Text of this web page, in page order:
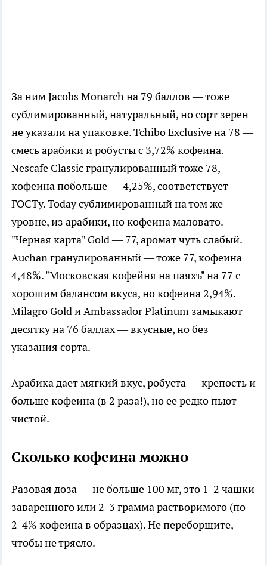
За ним Jacobs Monarch на 79 баллов — тоже
сублимированный, натуральный, но сорт зерен
не указали на упаковке. Tchibo Exclusive на 78 —
смесь арабики и робусты с 3,72% кофеина.
Nescafe Classic гранулированный тоже 78,
кофеина побольше — 4,25%, соответствует
ГОСТу. Today сублимированный на том же
уровне, из арабики, но кофеина маловато.
"Черная карта" Gold — 77, аромат чуть слабый.
Auchan гранулированный — тоже 77, кофеина
4,48%. "Московская кофейня на паяхъ" на 77 с
хорошим балансом вкуса, но кофеина 2,94%.
Milagro Gold и Ambassador Platinum замыкают
десятку на 76 баллах — вкусные, но без
указания сорта.​
Арабика дает мягкий вкус, робуста — крепость и
больше кофеина (в 2 раза!), но ее редко пьют
чистой.​
Сколько кофеина можно
Разовая доза — не больше 100 мг, это 1-2 чашки
заваренного или 2-3 грамма растворимого (по
2-4% кофеина в образцах). Не переборщите,
чтобы не трясло.​